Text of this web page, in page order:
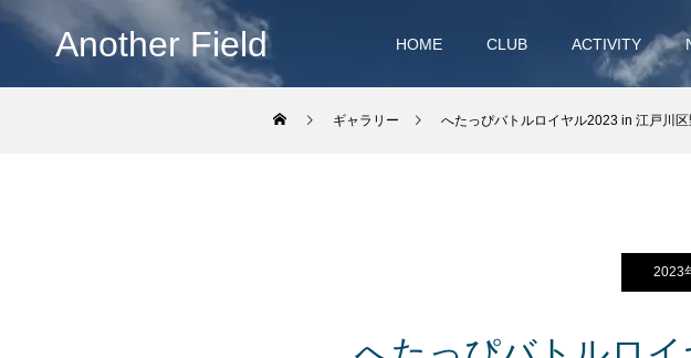
Another Field HOME CLUB ACTIVITY
ギャラリー へたっぴバトルロイヤル2023 in 江戸川
2023